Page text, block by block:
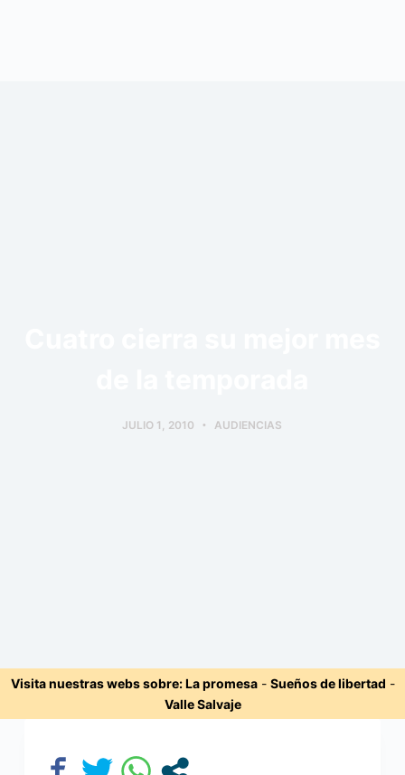
JULIO 1, 2010 AUDIENCIAS
Visita nuestras webs sobre:La promesa- Sueños de libertad -
Valle Salvaje